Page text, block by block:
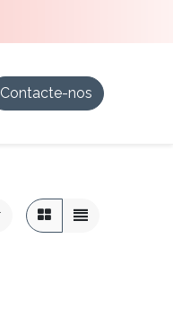
Contacte-nos